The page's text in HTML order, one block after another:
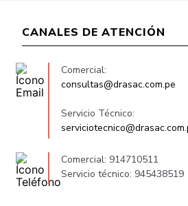
CANALES DE ATENCIÓN
Comercial:
consultas@drasac.com.pe
Servicio Técnico:
Comercial: 914710511
Servicio técnico: 945438519